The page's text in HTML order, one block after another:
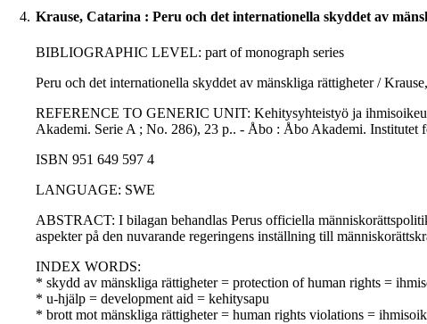
4. Krause, Catarina : Peru och det internationella skyddet av
BIBLIOGRAPHIC LEVEL: part of monograph series
Peru och det internationella skyddet av mänskliga rättigheter /
REFERENCE TO GENERIC UNIT: Kehitysyhteistyö ja
Akademi. Serie A ; No. 286), 23 p.. - Åbo : Åbo Akademi. Institutet
ISBN 951 649 597 4
LANGUAGE: SWE
ABSTRACT: I bilagan behandlas Perus officiella
aspekter på den nuvarande regeringens inställning till
INDEX WORDS:
* skydd av mänskliga rättigheter = protection of human rights =
* u-hjälp = development aid = kehitysapu
* brott mot mänskliga rättigheter = human rights violations =